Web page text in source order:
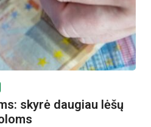
skyrė daugiau lėšų